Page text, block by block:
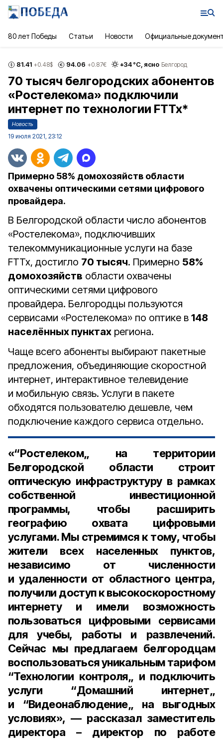
80 лет Победы Статьи Новости Официальные
81.41 +0.48$ 94.06 +0.87€ +34°С, ясно Белгород
70 тысяч белгородских абонентов
«Ростелекома» подключили
интернет по технологии FTTx*
Новость
19 июля 2021, 23:12
Примерно 58% домохозяйств области
охвачены оптическими сетями цифрового
провайдера.
В Белгородской области число абонентов
«Ростелекома», подключивших
телекоммуникационные услуги на базе
FTTx, достигло 70 тысяч. Примерно 58%
домохозяйств области охвачены
оптическими сетями цифрового
провайдера. Белгородцы пользуются
сервисами «Ростелекома» по оптике в 148
населённых пунктах региона.
Чаще всего абоненты выбирают пакетные
предложения, объединяющие скоростной
интернет, интерактивное телевидение
и мобильную связь. Услуги в пакете
обходятся пользователю дешевле, чем
подключение каждого сервиса отдельно.
«“Ростелеком„ на территории
Белгородской области строит
оптическую инфраструктуру в рамках
собственной инвестиционной
программы, чтобы расширить
географию охвата цифровыми
услугами. Мы стремимся к тому, чтобы
жители всех населенных пунктов,
независимо от численности
и удаленности от областного центра,
получили доступ к высокоскоростному
интернету и имели возможность
пользоваться цифровыми сервисами
для учебы, работы и развлечений.
Сейчас мы предлагаем белгородцам
воспользоваться уникальным тарифом
“Технологии контроля„ и подключить
услуги “Домашний интернет„
и “Видеонаблюдение„ на выгодных
условиях», — рассказал заместитель
директора – директор по работе